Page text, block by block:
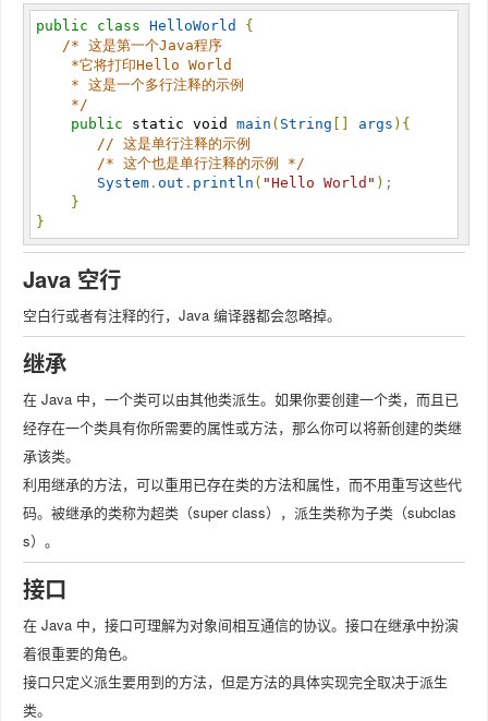
public class HelloWorld
{
/* 这是第一个Java程序
*/
public
static void main ( String args ) {
// 这是单行注释的示例
/* 这个也是单行注释的示例 */
System . out . println ( "Hello World " ) ;
}
}
Java 空行
空白行或者有注释的行，Java 编译器都会忽略掉。
继承
在 Java 中，一个类可以由其他类派生。如果你要创建一个类，而且已
经存在一个类具有你所需要的属性或方法，那么你可以将新创建的类继
承该类。
利用继承的方法，可以重用已存在类的方法和属性，而不用重写这些代
码。被继承的类称为超类（super class），派生类称为子类（subclas
s）。
接口
在 Java 中，接口可理解为对象间相互通信的协议。接口在继承中扮演
着很重要的角色。
接口只定义派生要用到的方法，但是方法的具体实现完全取决于派生
类。